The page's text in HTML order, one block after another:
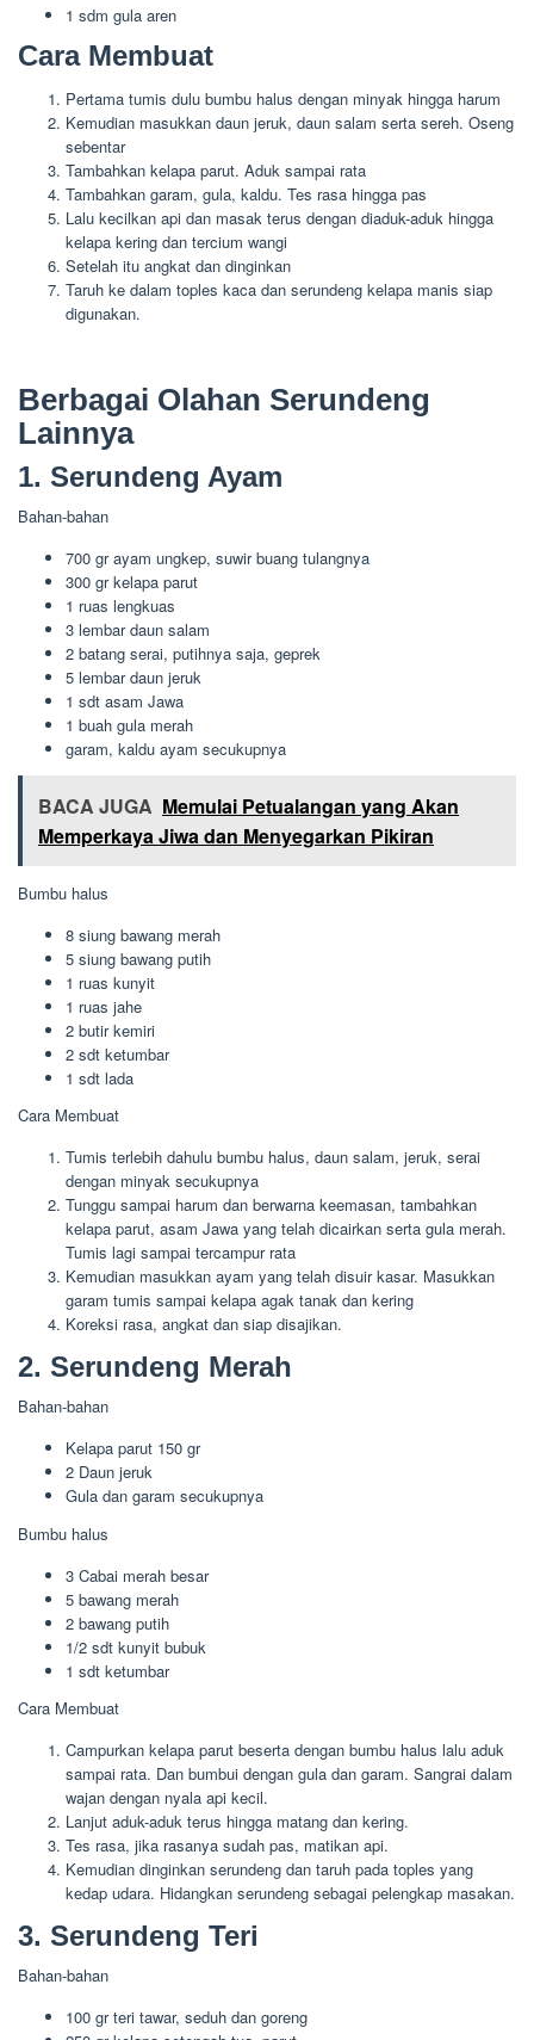
1 sdm gula aren
Cara Membuat
Pertama tumis dulu bumbu halus dengan minyak hingga harum
Kemudian masukkan daun jeruk, daun salam serta sereh. Oseng
sebentar
Tambahkan kelapa parut. Aduk sampai rata
Tambahkan garam, gula, kaldu. Tes rasa hingga pas
Lalu kecilkan api dan masak terus dengan diaduk-aduk hingga
kelapa kering dan tercium wangi
Setelah itu angkat dan dinginkan
Taruh ke dalam toples kaca dan serundeng kelapa manis siap
digunakan.
Berbagai Olahan Serundeng
Lainnya
1. Serundeng Ayam
Bahan-bahan
700 gr ayam ungkep, suwir buang tulangnya
300 gr kelapa parut
1 ruas lengkuas
3 lembar daun salam
2 batang serai, putihnya saja, geprek
5 lembar daun jeruk
1 sdt asam Jawa
1 buah gula merah
garam, kaldu ayam secukupnya
BACA JUGA Memulai Petualangan yang Akan
Memperkaya Jiwa dan Menyegarkan Pikiran
Bumbu halus
8 siung bawang merah
5 siung bawang putih
1 ruas kunyit
1 ruas jahe
2 butir kemiri
2 sdt ketumbar
1 sdt lada
Cara Membuat
Tumis terlebih dahulu bumbu halus, daun salam, jeruk, serai
dengan minyak secukupnya
Tunggu sampai harum dan berwarna keemasan, tambahkan
kelapa parut, asam Jawa yang telah dicairkan serta gula merah.
Tumis lagi sampai tercampur rata
Kemudian masukkan ayam yang telah disuir kasar. Masukkan
garam tumis sampai kelapa agak tanak dan kering
Koreksi rasa, angkat dan siap disajikan.
2. Serundeng Merah
Bahan-bahan
Kelapa parut 150 gr
2 Daun jeruk
Gula dan garam secukupnya
Bumbu halus
3 Cabai merah besar
5 bawang merah
2 bawang putih
1/2 sdt kunyit bubuk
1 sdt ketumbar
Cara Membuat
Campurkan kelapa parut beserta dengan bumbu halus lalu aduk
sampai rata. Dan bumbui dengan gula dan garam. Sangrai dalam
wajan dengan nyala api kecil.
Lanjut aduk-aduk terus hingga matang dan kering.
Tes rasa, jika rasanya sudah pas, matikan api.
Kemudian dinginkan serundeng dan taruh pada toples yang
kedap udara. Hidangkan serundeng sebagai pelengkap masakan.
3. Serundeng Teri
Bahan-bahan
100 gr teri tawar, seduh dan goreng